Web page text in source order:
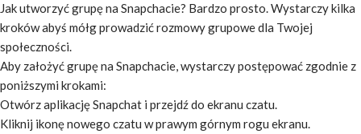
Jak utworzyć grupę na Snapchacie? Bardzo prosto. Wystarczy kilka
kroków abyś mółg prowadzić rozmowy grupowe dla Twojej
społeczności.
Aby założyć grupę na Snapchacie, wystarczy postępować zgodnie z
poniższymi krokami:
Otwórz aplikację Snapchat i przejdź do ekranu czatu.
Kliknij ikonę nowego czatu w prawym górnym rogu ekranu.